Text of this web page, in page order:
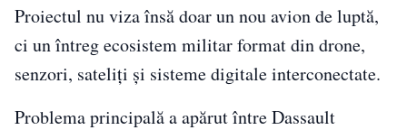
Proiectul nu viza însă doar un nou avion de luptă,
ci un întreg ecosistem militar format din drone,
senzori, sateliți și sisteme digitale interconectate.
Problema principală a apărut între Dassault